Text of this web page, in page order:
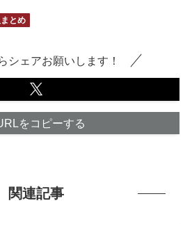
とめ
シェアお願いします！
をコピーする
関連記事